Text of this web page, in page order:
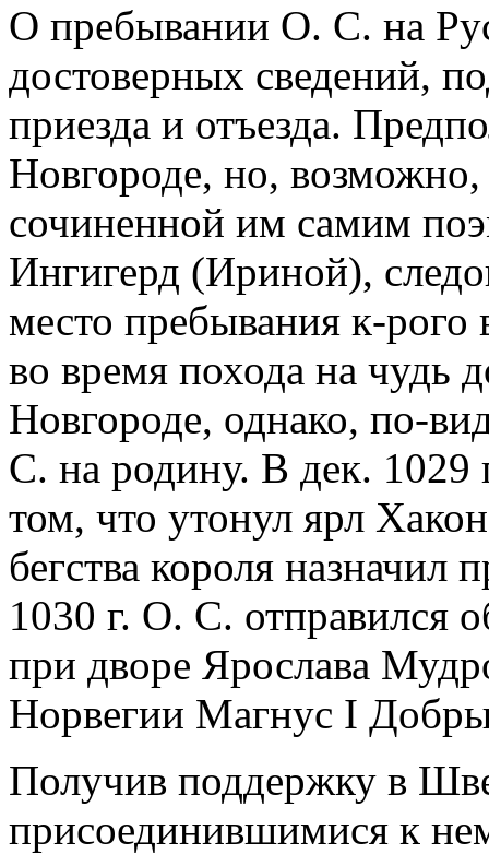
О пребывании О. С. на
достоверных сведений,
приезда и отъезда.
Новгороде, но,
сочиненной им самим
Ингигерд (Ириной),
место пребывания к-рого
во время похода на чудь
Новгороде, однако, по-
С. на родину. В дек.
том, что утонул ярл
бегства короля назначил
1030 г. О. С. отправился
при дворе Ярослава
Норвегии Магнус I
Получив поддержку в
присоединившимися к